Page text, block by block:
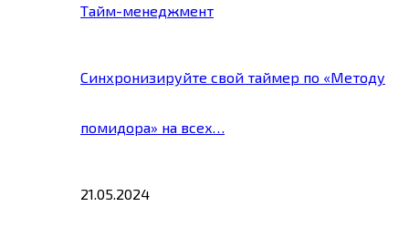
Тайм-менеджмент
Синхронизируйте свой таймер по «Методу
помидора» на всех…
21.05.2024